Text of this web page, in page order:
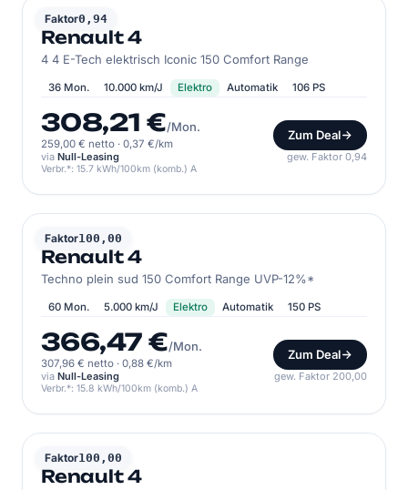
Faktor0,94
RENAULT
Renault 4
4 4 E-Tech elektrisch Iconic 150 Comfort Range
36 Mon. 10.000 km/J Elektro Automatik 106 PS
308,21 €/Mon.
259,00 € netto · 0,37 €/km
Zum Deal
via Null-Leasing gew. Faktor 0,94
Verbr.*: 15.7 kWh/100km (komb.) A
Faktor100,00
RENAULT
Renault 4
Techno plein sud 150 Comfort Range UVP-12%*
60 Mon. 5.000 km/J Elektro Automatik 150 PS
366,47 €/Mon.
307,96 € netto · 0,88 €/km
Zum Deal
via Null-Leasing gew. Faktor 200,00
Verbr.*: 15.8 kWh/100km (komb.) A
Faktor100,00
RENAULT
Renault 4